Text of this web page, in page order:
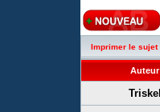
Imprimer le sujet
Auteur
Triskel